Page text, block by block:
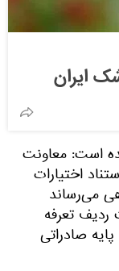
ایران
آمده است: معاونت
اختیارات
به آگاهی می‌رساند
تعرفه
درصد ارزش پایه صادراتی